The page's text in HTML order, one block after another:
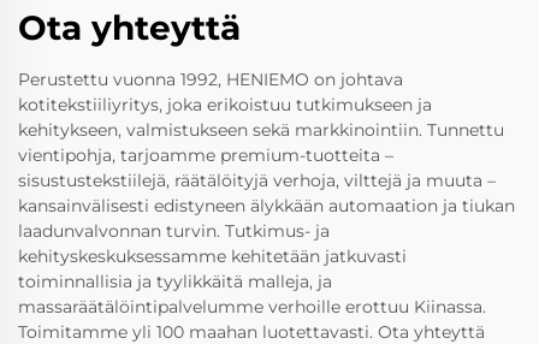
Ota yhteyttä
Perustettu vuonna 1992, HENIEMO on johtava
kotitekstiiliyritys, joka erikoistuu tutkimukseen ja
kehitykseen, valmistukseen sekä markkinointiin. Tunnettu
vientipohja, tarjoamme premium-tuotteita –
sisustustekstiilejä, räätälöityjä verhoja, vilttejä ja muuta –
kansainvälisesti edistyneen älykkään automaation ja tiukan
laadunvalvonnan turvin. Tutkimus- ja
kehityskeskuksessamme kehitetään jatkuvasti
toiminnallisia ja tyylikkäitä malleja, ja
massaräätälöintipalvelumme verhoille erottuu Kiinassa.
Toimitamme yli 100 maahan luotettavasti. Ota yhteyttä